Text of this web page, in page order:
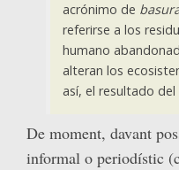
acrónimo de
referirse a los
humano
alteran los
así, el resultado del
De moment, davant
informal o periodístic